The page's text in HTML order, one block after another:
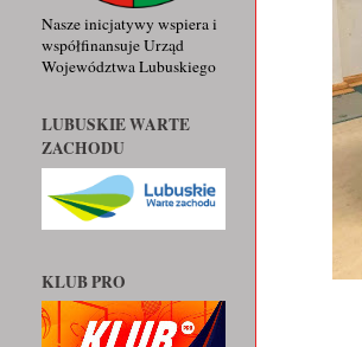
Nasze inicjatywy wspiera i
współfinansuje Urząd
Województwa Lubuskiego
LUBUSKIE WARTE
ZACHODU
KLUB PRO